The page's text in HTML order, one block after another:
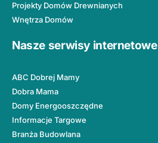
Projekty Domów Drewnianych
Wnętrza Domów
Nasze serwisy internetowe
ABC Dobrej Mamy
Dobra Mama
Domy Energooszczędne
Informacje Targowe
Branża Budowlana